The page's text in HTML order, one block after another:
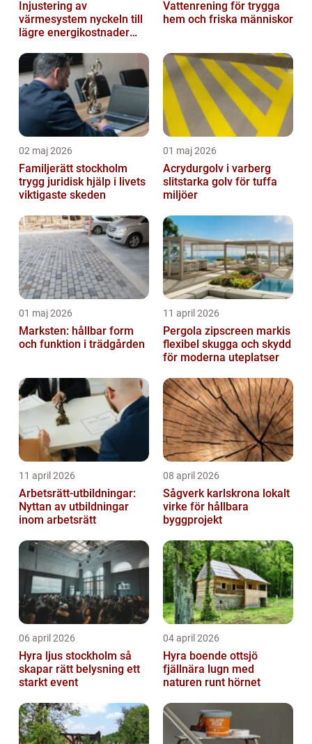
Injustering av
värmesystem nyckeln till
lägre energikostnader
inomhusklimat
Vattenrening för trygga
hem och friska människor
02 maj 2026
Familjerätt stockholm
trygg juridisk hjälp i livets
viktigaste skeden
01 maj 2026
Acrydurgolv i varberg
slitstarka golv för tuffa
miljöer
01 maj 2026
Marksten: hållbar form
och funktion i trädgården
11 april 2026
Pergola zipscreen markis
flexibel skugga och skydd
för moderna uteplatser
11 april 2026
Arbetsrätt-utbildningar:
Nyttan av utbildningar
inom arbetsrätt
08 april 2026
Sågverk karlskrona lokalt
virke för hållbara
byggprojekt
06 april 2026
Hyra ljus stockholm så
skapar rätt belysning ett
starkt event
04 april 2026
Hyra boende ottsjö
fjällnära lugn med
naturen runt hörnet